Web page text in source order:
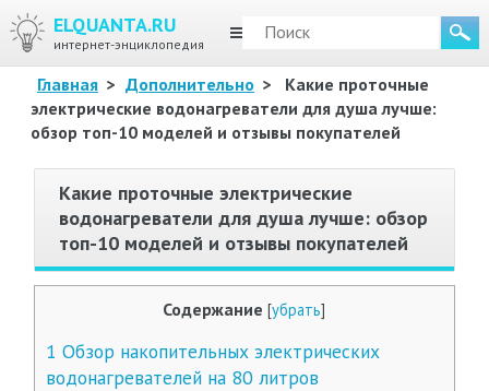
ELQUANTA.RU
интернет-энциклопедия
МЕНЮ
Главная > Дополнительно >
Какие проточные
электрические водонагреватели для душа лучше:
обзор топ-10 моделей и отзывы покупателей
Какие проточные электрические
водонагреватели для душа лучше: обзор
топ-10 моделей и отзывы покупателей
Содержание [убрать]
1 Обзор накопительных электрических
водонагревателей на 80 литров